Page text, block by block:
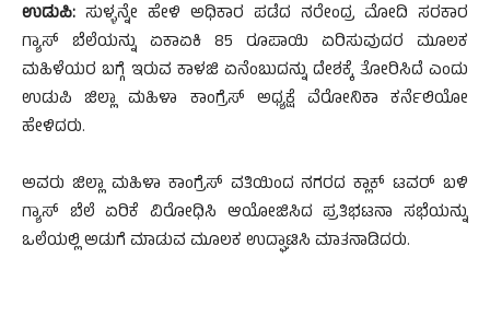
ಉಡುಪಿ: ಸುಳ್ಳನ್ನೇ ಹೇಳಿ ಅಧಿಕಾರ ಪಡೆದ ನರೇಂದ್ರ ಮೋದಿ ಸರಕಾರ
ಗ್ಯಾಸ್ ಬೆಲೆಯನ್ನು ಏಕಾಏಕಿ 85 ರೂಪಾಯಿ ಏರಿಸುವುದರ ಮೂಲಕ
ಮಹಿಳೆಯರ ಬಗ್ಗೆ ಇರುವ ಕಾಳಜಿ ಏನೆಂಬುದನ್ನು ದೇಶಕ್ಕೆ ತೋರಿಸಿದೆ ಎಂದು
ಉಡುಪಿ ಜಿಲ್ಲಾ ಮಹಿಳಾ ಕಾಂಗ್ರೆಸ್ ಅಧ್ಯಕ್ಷೆ ವೆರೋನಿಕಾ ಕರ್ನೆಲಿಯೋ
ಹೇಳಿದರು.
ಅವರು ಜಿಲ್ಲಾ ಮಹಿಳಾ ಕಾಂಗ್ರೆಸ್ ವತಿಯಿಂದ ನಗರದ ಕ್ಲಾಕ್ ಟವರ್ ಬಳಿ
ಗ್ಯಾಸ್ ಬೆಲೆ ಏರಿಕೆ ವಿರೋಧಿಸಿ ಆಯೋಜಿಸಿದ ಪ್ರತಿಭಟನಾ ಸಭೆಯನ್ನು
ಒಲೆಯಲ್ಲಿ ಅಡುಗೆ ಮಾಡುವ ಮೂಲಕ ಉದ್ಘಾಟಿಸಿ ಮಾತನಾಡಿದರು.